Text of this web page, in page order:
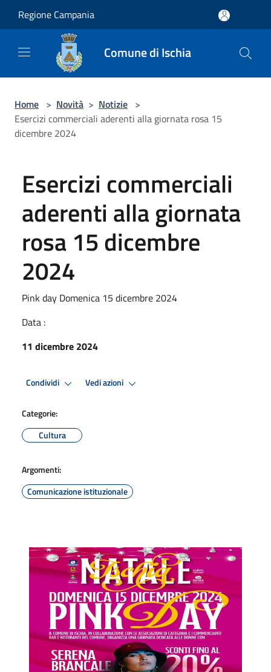
Regione Campania
Comune di Ischia
Home > Novità > Notizie >
Esercizi commerciali aderenti alla giornata rosa 15
dicembre 2024
Esercizi commerciali
aderenti alla giornata
rosa 15 dicembre
2024
Pink day Domenica 15 dicembre 2024
Data :
11 dicembre 2024
Condividi Vedi azioni
Categorie:
Cultura
Argomenti:
Comunicazione istituzionale